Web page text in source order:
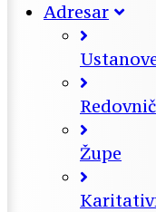
Adresar
Župe